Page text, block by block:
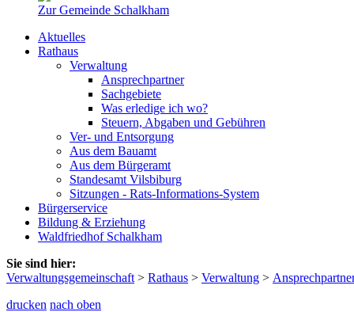
Zur Gemeinde Schalkham
Aktuelles
Rathaus
Verwaltung
Ansprechpartner
Sachgebiete
Was erledige ich wo?
Steuern, Abgaben und Gebühren
Ver- und Entsorgung
Aus dem Bauamt
Aus dem Bürgeramt
Standesamt Vilsbiburg
Sitzungen - Rats-Informations-System
Bürgerservice
Bildung & Erziehung
Waldfriedhof Schalkham
Sie sind hier:
Verwaltungsgemeinschaft > Rathaus > Verwaltung >
drucken nach oben